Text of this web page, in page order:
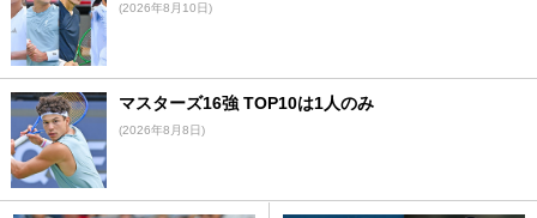
(2026年8月10日)
マスターズ16強 TOP10は1人のみ
(2026年8月8日)